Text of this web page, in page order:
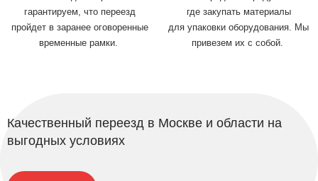
гарантируем, что переезд
пройдет в заранее оговоренные
временные рамки.
где закупать материалы
для упаковки оборудования. Мы
привезем их с собой.
Качественный переезд в Москве и области на
выгодных условиях